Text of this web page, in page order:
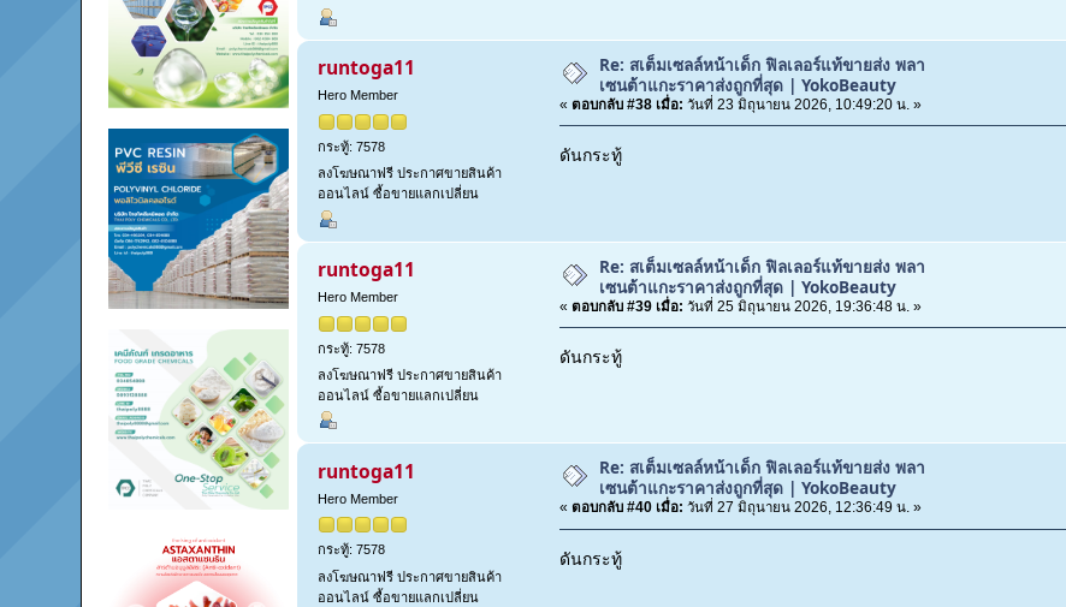
runtoga11
Hero Member
กระทู้: 7578
ลงโฆษณาฟรี ประกาศขายสินค้า
ออนไลน์ ซื้อขายแลกเปลี่ยน
Re: สเต็มเซลล์หน้าเด็ก ฟิลเลอร์แท้ขายส่ง พลา
เซนต้าแกะราคาส่งถูกที่สุด | YokoBeauty
« ตอบกลับ #38 เมื่อ: วันที่ 23 มิถุนายน 2026, 10:49:20 น. »
ดันกระทู้
runtoga11
Hero Member
กระทู้: 7578
ลงโฆษณาฟรี ประกาศขายสินค้า
ออนไลน์ ซื้อขายแลกเปลี่ยน
Re: สเต็มเซลล์หน้าเด็ก ฟิลเลอร์แท้ขายส่ง พลา
เซนต้าแกะราคาส่งถูกที่สุด | YokoBeauty
« ตอบกลับ #39 เมื่อ: วันที่ 25 มิถุนายน 2026, 19:36:48 น. »
ดันกระทู้
runtoga11
Hero Member
กระทู้: 7578
ลงโฆษณาฟรี ประกาศขายสินค้า
ออนไลน์ ซื้อขายแลกเปลี่ยน
Re: สเต็มเซลล์หน้าเด็ก ฟิลเลอร์แท้ขายส่ง พลา
เซนต้าแกะราคาส่งถูกที่สุด | YokoBeauty
« ตอบกลับ #40 เมื่อ: วันที่ 27 มิถุนายน 2026, 12:36:49 น. »
ดันกระทู้